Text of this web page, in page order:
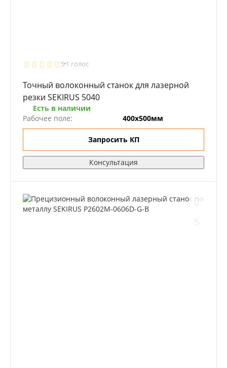
5 1 голос
Точный волоконный станок для лазерной
резки SEKIRUS 5040
Есть в наличии
Рабочее поле:
400х500мм
Запросить КП
Консультация